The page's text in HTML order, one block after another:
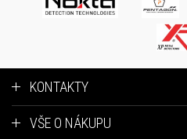
KONTAKTY
VŠE O NÁKUPU